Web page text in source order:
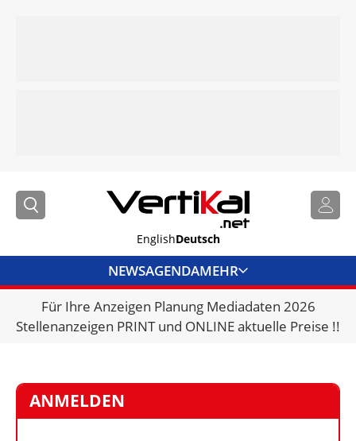
EnglishDeutsch
NEWSAGENDAMEHR
BRANCHENLINKS
VERMIETER
Für Ihre Anzeigen Planung Mediadaten 2026
Stellenanzeigen PRINT und ONLINE aktuelle Preise !!
ANMELDEN